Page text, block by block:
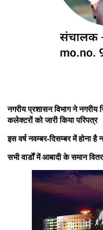
नगरीय प्रशासन विभाग ने नगरीय
कलेक्टरों को जारी किया परिपत्र
इस वर्ष नवम्बर-दिसम्बर में होना है
सभी वार्डों में आबादी के समान